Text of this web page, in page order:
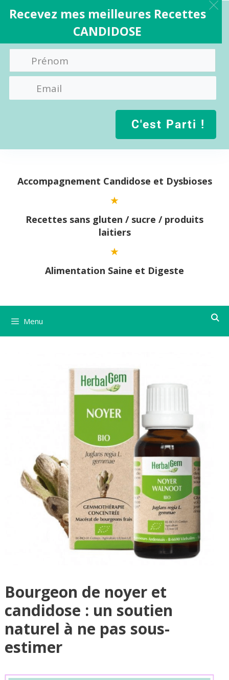
contenuAccompagnement Candidose et Dysbioses
Recettes sans gluten / sucre / produits
laitiers
Alimentation Saine et Digeste
Menu
Bourgeon de noyer et
candidose : un soutien
naturel à ne pas sous-
estimer
Recevez mes meilleures Recettes
CANDIDOSE
C'est Parti !